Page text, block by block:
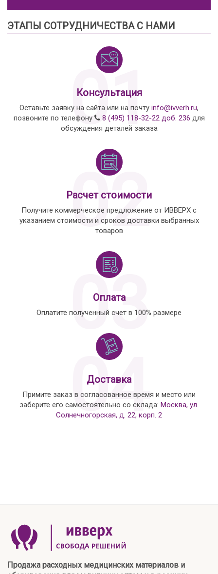
ЭТАПЫ СОТРУДНИЧЕСТВА С НАМИ
01
Консультация
Оставьте заявку на сайта или на почту info@ivverh.ru,
позвоните по телефону
8 (495) 118-32-22 доб. 236 для
обсуждения деталей заказа
02
Расчет стоимости
Получите коммерческое предложение от ИВВЕРХ с
указанием стоимости и сроков доставки выбранных
товаров
03
Оплата
Оплатите полученный счет в 100% размере
04
Доставка
Примите заказ в согласованное время и место или
заберите его самостоятельно со склада: Москва, ул.
Солнечногорская, д. 22, корп. 2
Продажа расходных медицинских материалов и